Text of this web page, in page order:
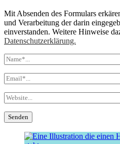
Mit Absenden des Formulars
und Verarbeitung der darin
einverstanden. Weitere Hinweise
Datenschutzerklärung.